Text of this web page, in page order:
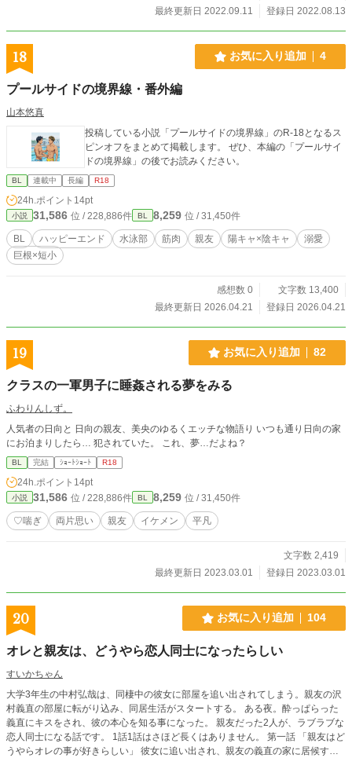
最終更新日 2022.09.11
登録日 2022.08.13
18 お気に入り追加 4
プールサイドの境界線・番外編
山本悠真
投稿している小説「プールサイドの境界線」のR-18となるス
ピンオフをまとめて掲載します。 ぜひ、本編の「プールサイ
ドの境界線」の後でお読みください。
BL 連載中 長編 R18
24h.ポイント 14pt
小説 31,586 位 / 228,886件 BL 8,259 位 / 31,450件
BL ハッピーエンド 水泳部 筋肉 親友 陽キャ×陰キャ
溺愛
巨根×短小
感想数 0
文字数 13,400
最終更新日 2026.04.21
登録日 2026.04.21
19 お気に入り追加 82
クラスの一軍男子に睡姦される夢をみる
ふわりんしず。
人気者の日向と 日向の親友、美央のゆるくエッチな物語り いつも通り日向の家
にお泊まりしたら… 犯されていた。 これ、夢…だよね？
BL 完結 ｼｮｰﾄｼｮｰﾄ R18
24h.ポイント 14pt
小説 31,586 位 / 228,886件 BL 8,259 位 / 31,450件
♡喘ぎ 両片思い 親友 イケメン 平凡
文字数 2,419
最終更新日 2023.03.01
登録日 2023.03.01
20 お気に入り追加 104
オレと親友は、どうやら恋人同士になったらしい
すいかちゃん
大学3年生の中村弘哉は、同棲中の彼女に部屋を追い出されてしまう。親友の沢
村義直の部屋に転がり込み、同居生活がスタートする。 ある夜。酔っぱらった
義直にキスをされ、彼の本心を知る事になった。 親友だった2人が、ラブラブな
恋人同士になる話です。 1話1話はさほど長くはありません。 第一話 「親友はど
うやらオレの事が好きらしい」 彼女に追い出され、親友の義直の家に居候する